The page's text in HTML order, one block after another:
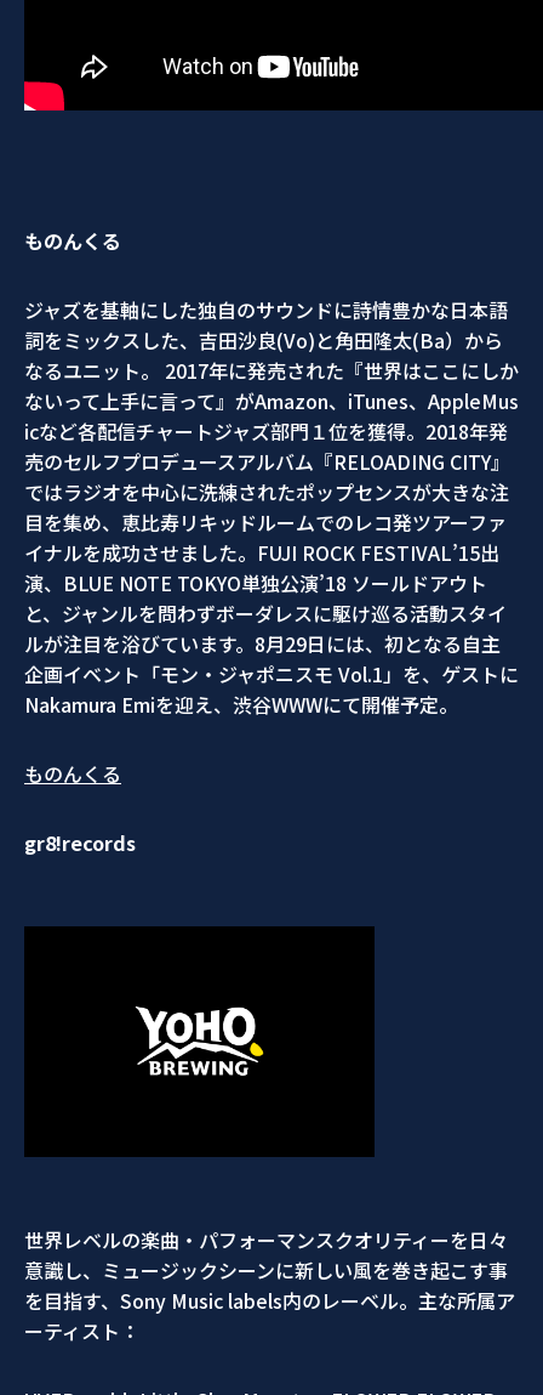
ものんくる
ジャズを基軸にした独自のサウンドに詩情豊かな日本語
詞をミックスした、吉田沙良(Vo)と角田隆太(Ba）から
なるユニット。 2017年に発売された『世界はここにしか
ないって上手に言って』がAmazon、iTunes、AppleMus
icなど各配信チャートジャズ部門１位を獲得。2018年発
売のセルフプロデュースアルバム『RELOADING CITY』
ではラジオを中心に洗練されたポップセンスが大きな注
目を集め、恵比寿リキッドルームでのレコ発ツアーファ
イナルを成功させました。FUJI ROCK FESTIVAL’15出
演、BLUE NOTE TOKYO単独公演’18 ソールドアウト
と、ジャンルを問わずボーダレスに駆け巡る活動スタイ
ルが注目を浴びています。8月29日には、初となる自主
企画イベント「モン・ジャポニスモ Vol.1」を、ゲストに
Nakamura Emiを迎え、渋谷WWWにて開催予定。
ものんくる
gr8!records
世界レベルの楽曲・パフォーマンスクオリティーを日々
意識し、ミュージックシーンに新しい風を巻き起こす事
を目指す、Sony Music labels内のレーベル。主な所属ア
ーティスト：